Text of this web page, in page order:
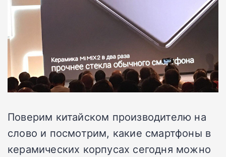
Поверим китайском производителю на
слово и посмотрим, какие смартфоны в
керамических корпусах сегодня можно